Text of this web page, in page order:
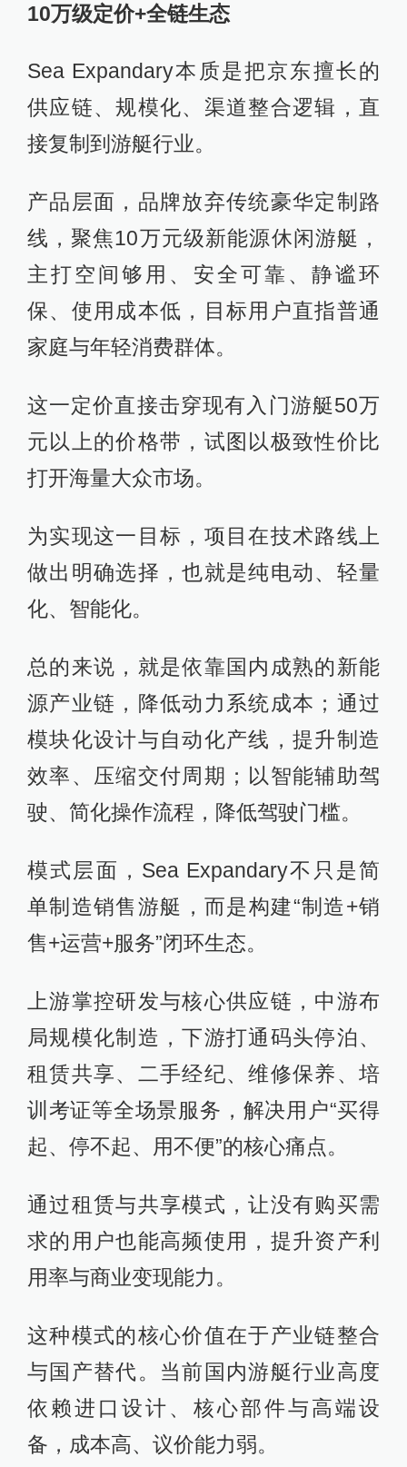
10万级定价+全链生态
Sea Expandary本质是把京东擅长的
供应链、规模化、渠道整合逻辑，直
接复制到游艇行业。
产品层面，品牌放弃传统豪华定制路
线，聚焦10万元级新能源休闲游艇，
主打空间够用、安全可靠、静谧环
保、使用成本低，目标用户直指普通
家庭与年轻消费群体。
这一定价直接击穿现有入门游艇50万
元以上的价格带，试图以极致性价比
打开海量大众市场。
为实现这一目标，项目在技术路线上
做出明确选择，也就是纯电动、轻量
化、智能化。
总的来说，就是依靠国内成熟的新能
源产业链，降低动力系统成本；通过
模块化设计与自动化产线，提升制造
效率、压缩交付周期；以智能辅助驾
驶、简化操作流程，降低驾驶门槛。
模式层面，Sea Expandary不只是简
单制造销售游艇，而是构建“制造+销
售+运营+服务”闭环生态。
上游掌控研发与核心供应链，中游布
局规模化制造，下游打通码头停泊、
租赁共享、二手经纪、维修保养、培
训考证等全场景服务，解决用户“买得
起、停不起、用不便”的核心痛点。
通过租赁与共享模式，让没有购买需
求的用户也能高频使用，提升资产利
用率与商业变现能力。
这种模式的核心价值在于产业链整合
与国产替代。当前国内游艇行业高度
依赖进口设计、核心部件与高端设
备，成本高、议价能力弱。